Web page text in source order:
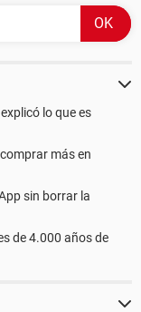
lo que es
más en
sin borrar la
de 4.000 años de